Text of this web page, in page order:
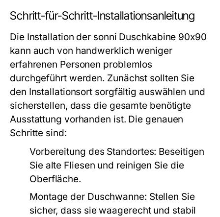
Schritt-für-Schritt-Installationsanleitung
Die Installation der sonni Duschkabine 90x90
kann auch von handwerklich weniger
erfahrenen Personen problemlos
durchgeführt werden. Zunächst sollten Sie
den Installationsort sorgfältig auswählen und
sicherstellen, dass die gesamte benötigte
Ausstattung vorhanden ist. Die genauen
Schritte sind:
Vorbereitung des Standortes: Beseitigen
Sie alte Fliesen und reinigen Sie die
Oberfläche.
Montage der Duschwanne: Stellen Sie
sicher, dass sie waagerecht und stabil